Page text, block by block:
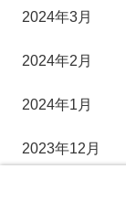
2024年3月
2024年2月
2024年1月
2023年12月